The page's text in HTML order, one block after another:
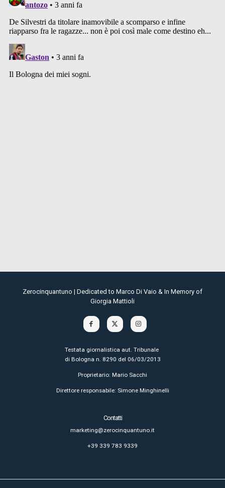
Zerocinquantuno | Dedicated to Marco Di Vaio & In Memory of
Giorgia Mattioli
Testata giornalistica aut. Tribunale
di Bologna n. 8290 del 06/03/2013
Proprietario: Mario Sacchi
Direttore responsabile: Simone Minghinelli
Contatti
marketing@zerocinquantuno.it
+39 339 783 9339